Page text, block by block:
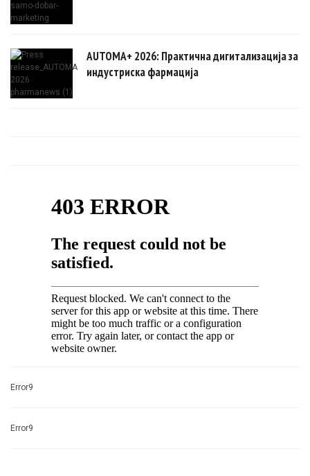
AUTOMA+ 2026: Практична дигитализација за
индустриска фармација
Error9
Error9